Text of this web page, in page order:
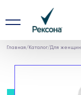
Главная / Каталог/Для женщин